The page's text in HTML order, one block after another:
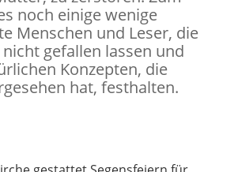
noch einige wenige
Menschen und Leser, die
gefallen lassen und
Konzepten, die
hat, festhalten.